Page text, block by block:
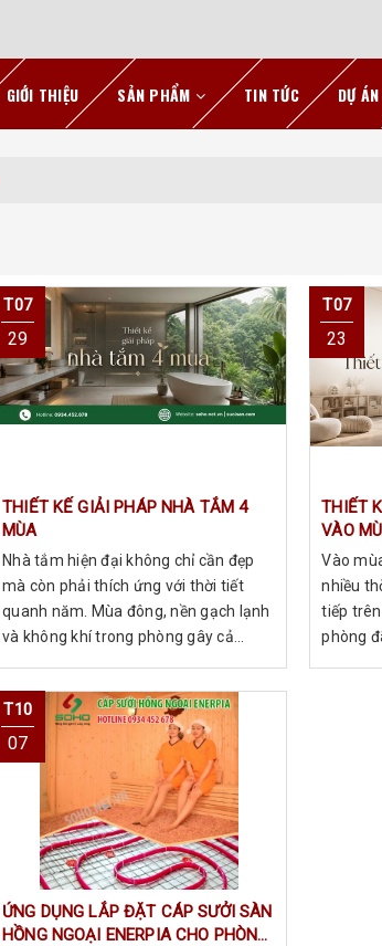
GIỚI THIỆU SẢN PHẨM TIN TỨC DỰ ÁN
T07
29
THIẾT KẾ GIẢI PHÁP NHÀ TẮM 4
MÙA
Nhà tắm hiện đại không chỉ cần đẹp
mà còn phải thích ứng với thời tiết
quanh năm. Mùa đông, nền gạch lạnh
và không khí trong phòng gây cả...
T07
23
THIẾT
VÀO
Vào
nhiều
tiếp
phòng
T10
07
ỨNG DỤNG LẮP ĐẶT CÁP SƯỞI SÀN
HỒNG NGOẠI ENERPIA CHO PHÒNG